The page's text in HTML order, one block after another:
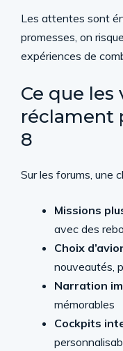
Les attentes sont
promesses, on
expériences de
Ce que les
réclament
8
Sur les forums, une
Missions
avec des
Choix
nouveautés,
Narration
mémorables
Cockpits